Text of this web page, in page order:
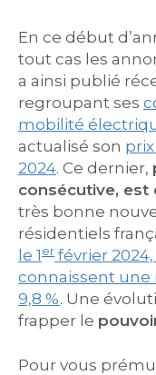
En ce début
tout cas les
a ainsi publié
regroupant ses
mobilité
actualisé son
2024. Ce dernier,
consécutive, est
très bonne
résidentiels
le 1 er février
connaissent une
9,8 %. Une
frapper le
Pour vous